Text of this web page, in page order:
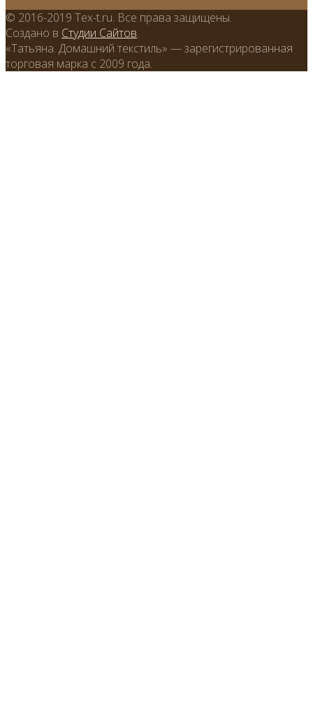
© 2016-2019 Tex-t.ru. Все права защищены.
Создано в Студии Сайтов.
«Татьяна. Домашний текстиль» — зарегистрированная
торговая марка с 2009 года.